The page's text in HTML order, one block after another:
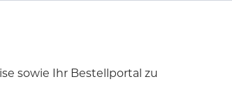
sowie Ihr Bestellportal zu